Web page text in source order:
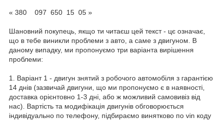
« 380 097 650 15 05 »
Шановний покупець, якщо ти читаєш цей текст - цє означає,
що в тебе виникли проблеми з авто, а саме з двигуном. В
даному випадку, ми пропонуємо три варіанта вирішення
проблеми:
1. Варіант 1 - двигун знятий з робочого автомобіля з гарантією
14 днів (зазвичай двигуни, що ми пропонуємо є в наявності,
доставка орієнтовно 1-3 дні, або ж можливий самовивіз від
нас). Вартість та модифікація двигунів обговорюється
індивідуально по телефону, підбираємо винятково по vin коду